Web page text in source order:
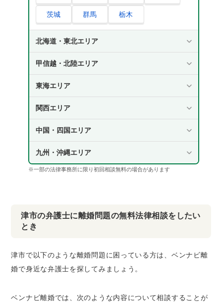
茨城 群馬 栃木
北海道・東北エリア
甲信越・北陸エリア
東海エリア
関西エリア
中国・四国エリア
九州・沖縄エリア
※一部の法律事務所に限り初回相談無料の場合があります
津市の弁護士に離婚問題の無料法律相談をしたい
とき
津市で以下のような離婚問題に困っている方は、ベンナビ離
婚で身近な弁護士を探してみましょう。
ベンナビ離婚では、次のような内容について相談することが